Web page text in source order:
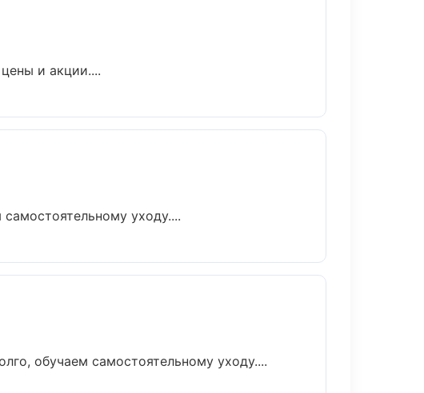
и акции....
уходу....
обучаем самостоятельному уходу....